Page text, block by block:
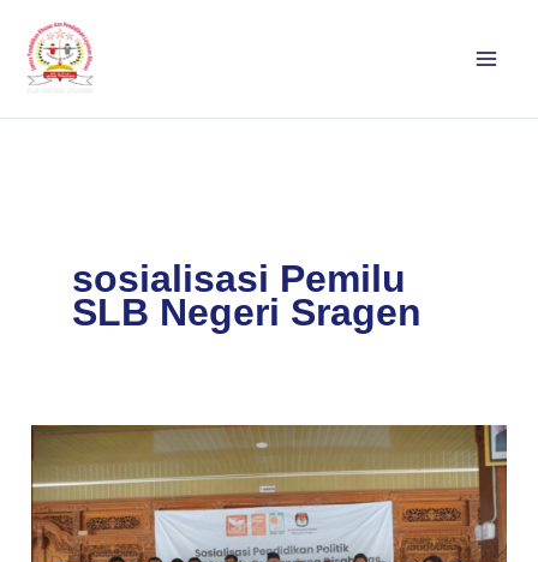
konten
sosialisasi Pemilu
SLB Negeri Sragen
KPU
Sragen
Gerebek
SLB